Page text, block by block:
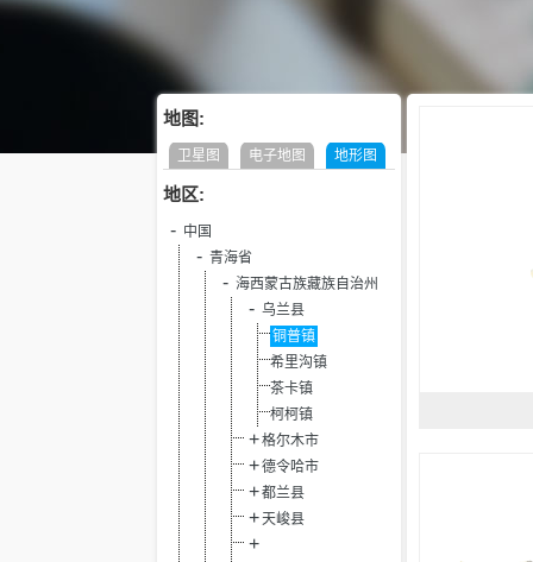
地图:
卫星图 电子地图 地形图
地区:
中国
青海省
海西蒙古族藏族自治州
乌兰县
铜普镇
希里沟镇
茶卡镇
柯柯镇
格尔木市
德令哈市
都兰县
天峻县